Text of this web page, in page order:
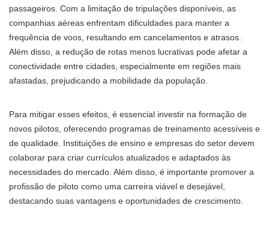
passageiros. Com a limitação de tripulações disponíveis, as
companhias aéreas enfrentam dificuldades para manter a
frequência de voos, resultando em cancelamentos e atrasos.
Além disso, a redução de rotas menos lucrativas pode afetar a
conectividade entre cidades, especialmente em regiões mais
afastadas, prejudicando a mobilidade da população.
Para mitigar esses efeitos, é essencial investir na formação de
novos pilotos, oferecendo programas de treinamento acessíveis e
de qualidade. Instituições de ensino e empresas do setor devem
colaborar para criar currículos atualizados e adaptados às
necessidades do mercado. Além disso, é importante promover a
profissão de piloto como uma carreira viável e desejável,
destacando suas vantagens e oportunidades de crescimento.